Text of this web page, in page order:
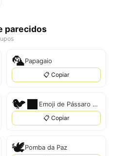
parecidos
🦜Papagaio
📋 Copiar
🐦‍⬛ Emoji de Pássaro Preto
📋 Copiar
🕊️Pomba da Paz